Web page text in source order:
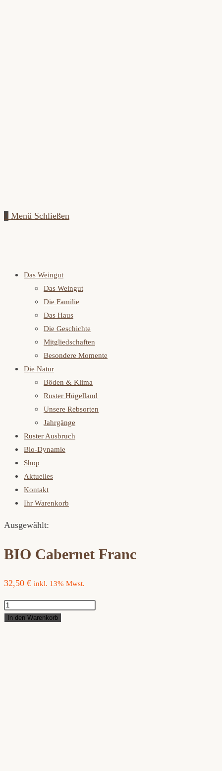
0 Menü Schließen
Das Weingut
Das Weingut
Die Familie
Das Haus
Die Geschichte
Mitgliedschaften
Besondere Momente
Die Natur
Böden & Klima
Ruster Hügelland
Unsere Rebsorten
Jahrgänge
Ruster Ausbruch
Bio-Dynamie
Shop
Aktuelles
Kontakt
Ihr Warenkorb
Ausgewählt:
BIO Cabernet Franc
32,50 € inkl. 13% Mwst.
BIO
Cabernet
In den Warenkorb